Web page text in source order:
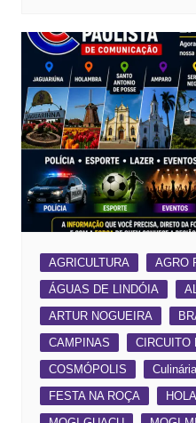
AGRICULTURA
AGRO
ÁGUAS DE LINDÓIA
ARTUR NOGUEIRA
CAMPINAS
CIRCUITO
COSMÓPOLIS
Culinária
FESTA NA ROÇA